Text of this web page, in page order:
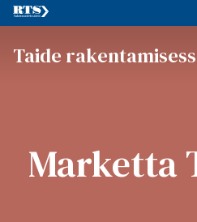
Taide
Marketta